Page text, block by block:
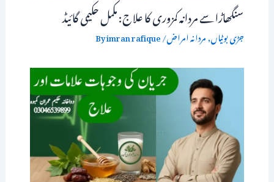
سنگھاڑا سے مردانہ کمزوری کا علاج: مکمل حکیمی گائیڈ
جڑی بوٹیاں,مردانہ امراض/ By
imran rafique